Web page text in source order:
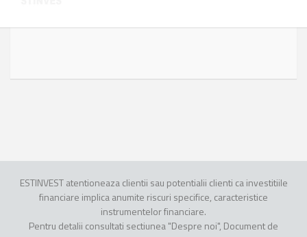
ESTINVEST atentioneaza clientii sau potentialii clienti ca investitiile
financiare implica anumite riscuri specifice, caracteristice
instrumentelor financiare.
Pentru detalii consultati sectiunea "Despre noi", Document de